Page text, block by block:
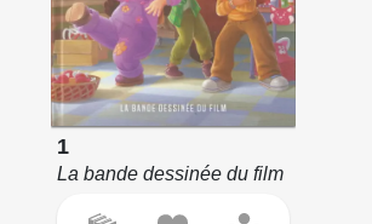
1
La bande dessinée du film